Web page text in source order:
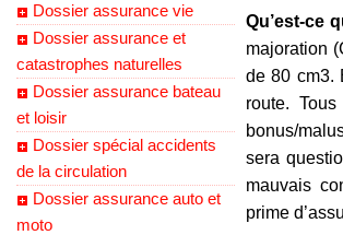
Dossier assurance vie
Dossier assurance et
catastrophes naturelles
Dossier assurance bateau
et loisir
Dossier spécial accidents
de la circulation
Dossier assurance auto et
moto
Qu’est-ce
majoration
de 80 cm3.
route.
bonus/
sera
mauvais
prime